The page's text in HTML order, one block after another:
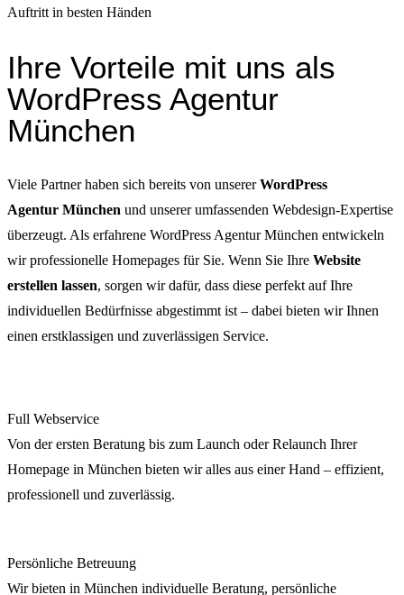
Auftritt in besten Händen
Ihre Vorteile mit uns als
WordPress Agentur
München
Viele Partner haben sich bereits von unsererWordPress
Agentur München und unserer umfassenden Webdesign-Expertise
überzeugt. Als erfahrene WordPress Agentur München entwickeln
wir professionelle Homepages für Sie. Wenn Sie Ihre Website
erstellen lassen, sorgen wir dafür, dass diese perfekt auf Ihre
individuellen Bedürfnisse abgestimmt ist – dabei bieten wir Ihnen
einen erstklassigen und zuverlässigen Service.
Full Webservice
Von der ersten Beratung bis zum Launch oder Relaunch Ihrer
Homepage in München bieten wir alles aus einer Hand – effizient,
professionell und zuverlässig.
Persönliche Betreuung
Wir bieten in München individuelle Beratung, persönliche